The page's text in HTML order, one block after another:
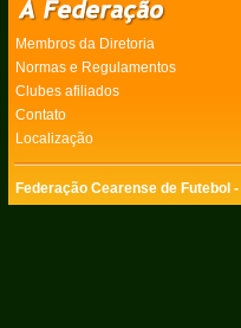
Membros da Diretoria
Normas e Regulamentos
Clubes afiliados
Contato
Localização
Federação Cearense de Futebol -